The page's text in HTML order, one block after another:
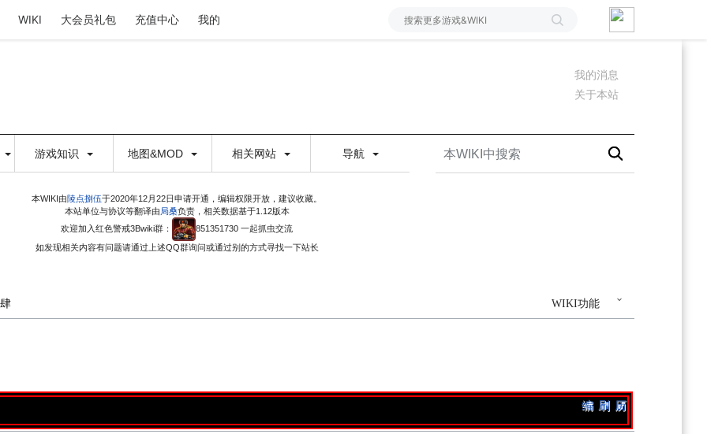
WIKI 大会员礼包 充值中心 我的
我的消息
关于本站
游戏知识 地图&MOD 相关网站 导航
本WIKI由陵点捌伍于2020年12月22日申请开通，编辑权限开放，建议收藏。
本站单位与协议等翻译由 局桑负责，相关数据基于1.12版本
欢迎加入红色警戒3Bwiki群：
851351730 一起抓虫交流
如发现相关内容有问题请通过上述QQ群询问或通过别的方式寻找一下站长
WIKI功能
编 刷 历